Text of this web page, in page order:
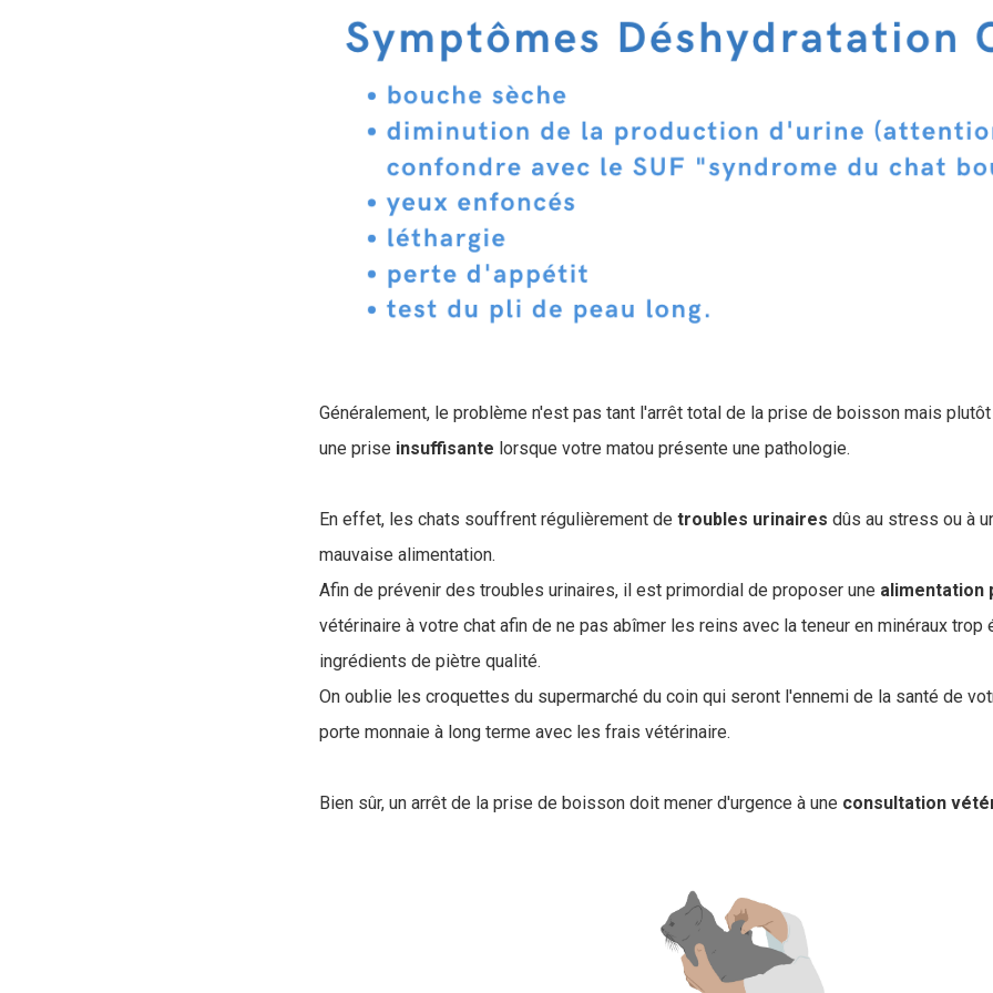
Généralement, le problème n'est pas tant l'arrêt total de la prise de boisson mais plutôt
une prise insuffisante lorsque votre matou présente une pathologie.
En effet, les chats souffrent régulièrement de troubles urinaires dûs au stress ou à
mauvaise alimentation.
Afin de prévenir des troubles urinaires, il est primordial de proposer une alimentation
vétérinaire à votre chat afin de ne pas abîmer les reins avec la teneur en minéraux trop
ingrédients de piètre qualité.
On oublie les croquettes du supermarché du coin qui seront l'ennemi de la santé de
porte monnaie à long terme avec les frais vétérinaire.
Bien sûr, un arrêt de la prise de boisson doit mener d'urgence à une consultation